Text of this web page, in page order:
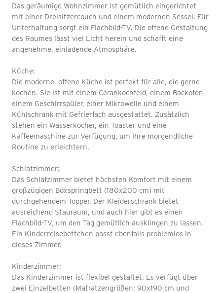
Das geräumige Wohnzimmer ist gemütlich eingerichtet
mit einer Dreisitzercouch und einem modernen Sessel. Für
Unterhaltung sorgt ein Flachbild-TV. Die offene Gestaltung
des Raumes lässt viel Licht herein und schafft eine
angenehme, einladende Atmosphäre.
Küche:
Die moderne, offene Küche ist perfekt für alle, die gerne
kochen. Sie ist mit einem Cerankochfeld, einem Backofen,
einem Geschirrspüler, einer Mikrowelle und einem
Kühlschrank mit Gefrierfach ausgestattet. Zusätzlich
stehen ein Wasserkocher, ein Toaster und eine
Kaffeemaschine zur Verfügung, um Ihre morgendliche
Routine zu erleichtern.
Schlafzimmer:
Das Schlafzimmer bietet höchsten Komfort mit einem
großzügigen Boxspringbett (180x200 cm) mit
durchgehendem Topper. Der Kleiderschrank bietet
ausreichend Stauraum, und auch hier gibt es einen
Flachbild-TV, um den Tag gemütlich ausklingen zu lassen.
Ein Kinderreisebettchen passt ebenfalls problemlos in
dieses Zimmer.
Kinderzimmer:
Das Kinderzimmer ist flexibel gestaltet. Es verfügt über
zwei Einzelbetten (Matratzengrößen: 90x190 cm und